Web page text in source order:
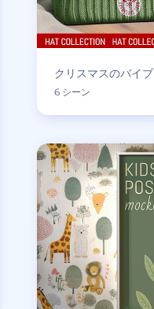
クリスマスのバイ
6 シーン